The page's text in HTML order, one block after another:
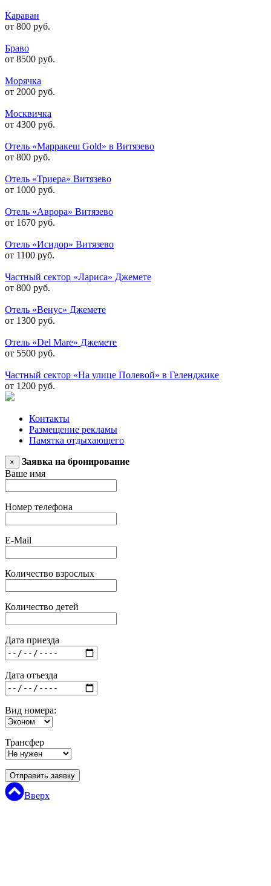
Караван
от 800 руб.
Браво
от 8500 руб.
Морячка
от 2000 руб.
Москвичка
от 4300 руб.
Отель «Марракеш Gold» в Витязево
от 800 руб.
Отель «Триера» Витязево
от 1000 руб.
Отель «Аврора» Витязево
от 1670 руб.
Отель «Исидор» Витязево
от 1100 руб.
Частный сектор «Лариса» Джемете
от 800 руб.
Отель «Венус» Джемете
от 1300 руб.
Отель «Del Mare» Джемете
от 5500 руб.
Частный сектор «На улице Полевой» в Геленджике
от 1200 руб.
Контакты
Размещение рекламы
Памятка отдыхающего
×
Заявка на бронирование
Ваше имя
Номер телефона
E-Mail
Количество взрослых
Количество детей
Дата приезда
Дата отъезда
Вид номера:
Трансфер
Отправить заявку
Вверх